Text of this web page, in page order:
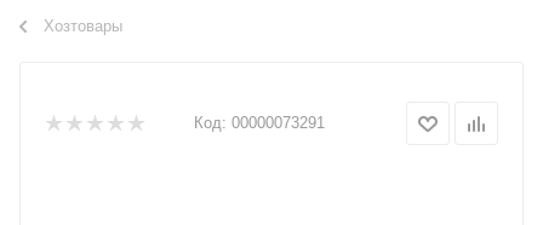
Хозтовары
Код: 00000073291